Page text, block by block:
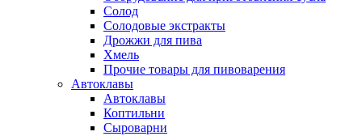
Солод
Солодовые экстракты
Дрожжи для пива
Хмель
Прочие товары для пивоварения
Автоклавы
Автоклавы
Коптильни
Сыроварни